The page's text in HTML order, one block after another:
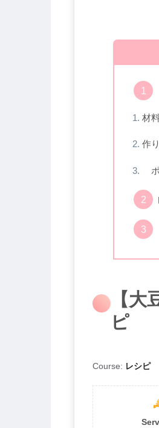
材
作
ポ
【
ピ
Course: レシピ